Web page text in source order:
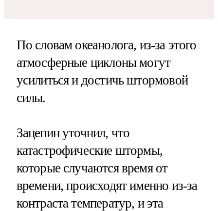
По словам океанолога, из-за этого
атмосферные циклоны могут
усилиться и достичь штормовой
силы.
Зацепин уточнил, что
катастрофические штормы,
которые случаются время от
времени, происходят именно из-за
контраста температур, и эта